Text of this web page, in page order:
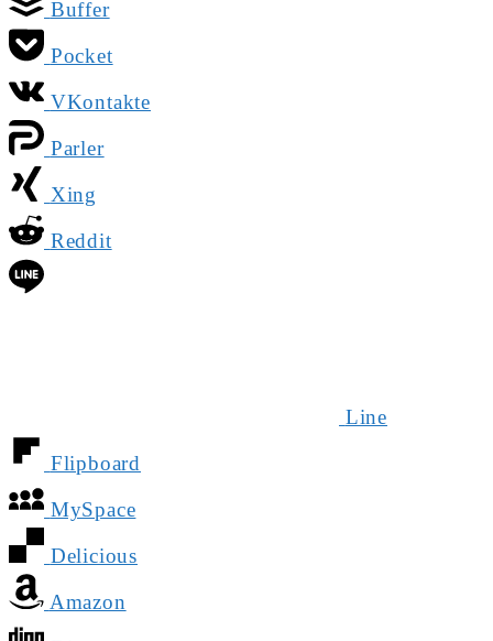
Buffer
Pocket
VKontakte
Parler
Xing
Reddit
Line
Flipboard
MySpace
Delicious
Amazon